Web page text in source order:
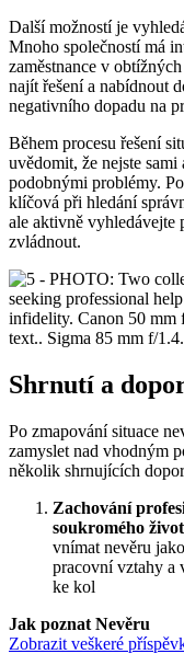
Další možností je
Mnoho společností má
zaměstnance v
najít řešení a nabídnout
negativního dopadu na
Během procesu řešení
uvědomit, že nejste
podobnými problémy.
klíčová při hledání
ale aktivně vyhledávejte
zvládnout.
Shrnutí a
Po zmapování situace
zamyslet nad vhodným
několik shrnujících
Zachování
soukromého
vnímat nevěru
pracovní vztahy a
ke kol
Jak poznat Nevěru
Zobrazit veškeré